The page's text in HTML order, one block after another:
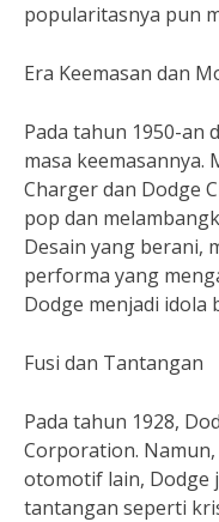
popularitasnya pun
Era Keemasan dan
Pada tahun 1950-an
masa
Charger dan Dodge
pop dan
Desain yang berani,
performa yang
Dodge menjadi
Fusi dan Tantangan
Pada tahun 1928,
Corporation.
otomotif lain, Dodge
tantangan seperti